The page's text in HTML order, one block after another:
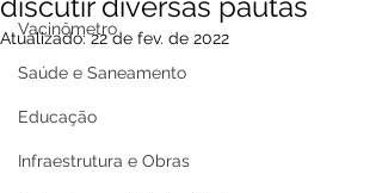
Vacinômetro
Saúde e Saneamento
Educação
Infraestrutura e Obras
Atualizado:22 de fev. de 2022